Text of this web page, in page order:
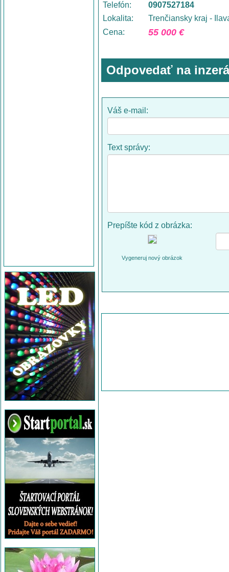
Telefón:
0907527184
Lokalita:
Trenčiansky kraj -
Cena:
55 000 €
Odpovedať na
Váš e-mail:
Text správy:
Prepíšte kód z obrázka:
Vygeneruj nový obrázok